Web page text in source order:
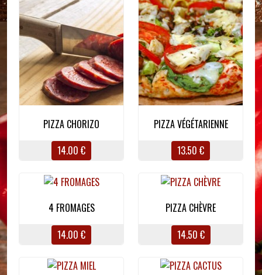
PIZZA CHORIZO
14.00 €
PIZZA VÉGÉTARIENNE
13.50 €
4 FROMAGES
14.00 €
PIZZA CHÈVRE
14.50 €